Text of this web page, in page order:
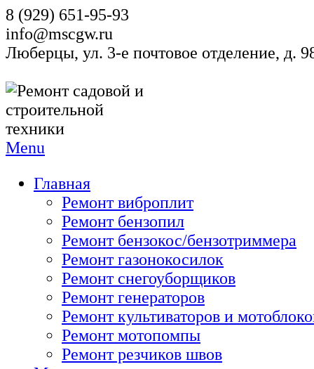
8 (929) 651-95-93
info@mscgw.ru
Люберцы, ул. 3-е почтовое отделение, д.
Menu
Главная
Ремонт виброплит
Ремонт бензопил
Ремонт бензокос/бензотриммера
Ремонт газонокосилок
Ремонт снегоуборщиков
Ремонт генераторов
Ремонт культиваторов и
Ремонт мотопомпы
Ремонт резчиков швов